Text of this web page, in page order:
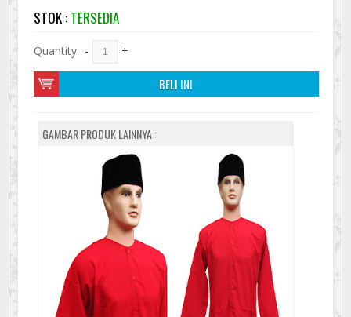
STOK : TERSEDIA
Quantity - +
BELI INI
GAMBAR PRODUK LAINNYA :